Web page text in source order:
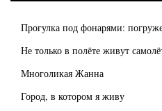
Прогулка под фонарями:
Не только в полёте живут
Многоликая Жанна
Город, в котором я живу